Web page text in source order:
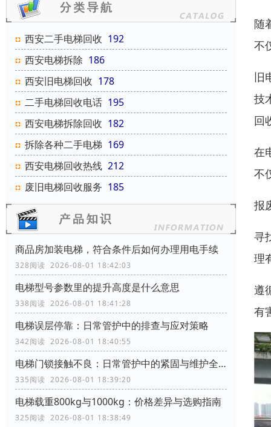
西安二手电梯回收 192
西安电梯拆除 186
西安旧电梯回收 178
二手电梯回收电话 195
西安电梯拆除回收 182
拆除各种二手电梯 169
西安电梯回收热线 212
废旧电梯回收服务 185
商品房加装电梯，符合条件后如何办理用电手续
328阅读 2026-08-01 18:42:03
电梯型号参数里的提升高度是什么意思
338阅读 2026-08-01 18:41:28
电梯误层停靠：日常管护中的排查与应对策略
342阅读 2026-08-01 18:40:55
电梯门锁接触不良：日常管护中的紧固与维护全攻略
335阅读 2026-08-01 18:39:20
电梯载重800kg与1000kg：价格差异与选购指南
325阅读 2026-08-01 18:38:49
随
不
旧
技
回
在
不
报
寻
理
遵
有